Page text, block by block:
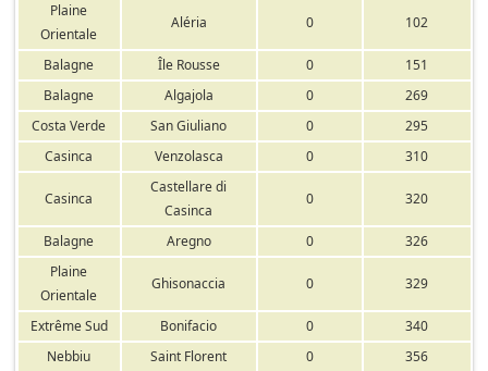
Plaine
Orientale
Aléria 0 102
Balagne Île Rousse 0
151
Balagne
Algajola 0
269
Costa Verde
San Giuliano 0
295
Casinca
Venzolasca 0 310
Casinca
Castellare di
Casinca
0 320
Balagne Aregno 0
326
Plaine
Orientale
Ghisonaccia 0 329
Extrême Sud Bonifacio 0
340
Nebbiu
Saint Florent 0
356